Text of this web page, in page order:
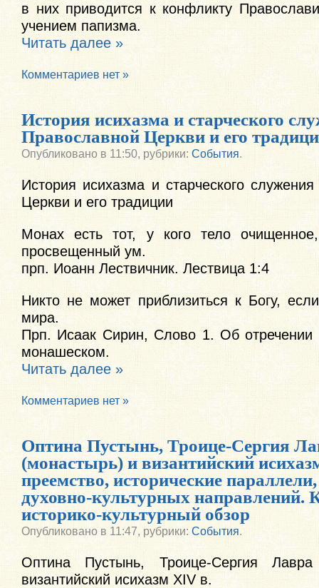
в них приводится к конфликту
учением папизма.
Читать далее »
Комментариев нет »
История исихазма и старческого
Православной Церкви и его
Опубликовано в 11:50, рубрики: События.
История исихазма и старческого
Церкви и его традиции
Монах есть тот, у кого тело
просвещенный ум.
прп. Иоанн Лествичник. Лествица 1:4
Никто не может приблизиться к Богу,
мира.
Прп. Исаак Сирин, Слово 1. Об отречении
монашеском.
Читать далее »
Комментариев нет »
Оптина Пустынь, Троице-Сергия
(монастырь) и византийский
преемство, исторические
духовно-культурных направлений.
историко-культурный обзор
Опубликовано в 11:47, рубрики: События.
Оптина Пустынь, Троице-Сергия
византийский исихазм XIV в.